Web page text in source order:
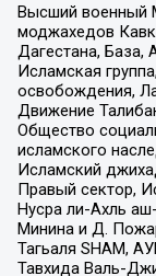
Высший военный
моджахедов
Дагестана, База,
Исламская
освобождения,
Движение
Общество
исламского
Исламский
Правый сектор,
Нусра ли-Ахль
Минина и Д.
Тагьаля SHAM,
Тавхида Валь-